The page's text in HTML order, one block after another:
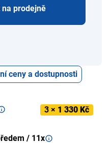
na prodejně
ceny a dostupnosti
3 × 1 330 Kč
/ 11x